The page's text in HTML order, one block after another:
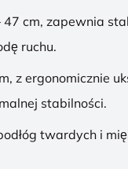
47 cm, zapewnia
ruchu.
z ergonomicznie
stabilności.
twardych i